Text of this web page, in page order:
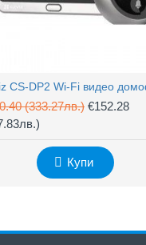
(333.27лв.) €152.28
Купи